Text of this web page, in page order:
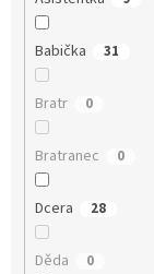
Babička 31
Bratr 0
Bratranec 0
Dcera 28
Děda 0